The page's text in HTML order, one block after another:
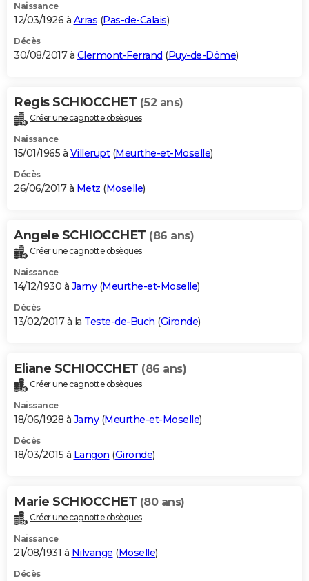
Naissance
12/03/1926 à Arras (Pas-de-Calais)
Décès
30/08/2017 à Clermont-Ferrand (Puy-de-Dôme)
Regis SCHIOCCHET (52 ans)
Créer une cagnotte obsèques
Naissance
15/01/1965 à Villerupt(Meurthe-et-Moselle)
Décès
26/06/2017 à Metz (Moselle)
Angele SCHIOCCHET (86 ans)
Créer une cagnotte obsèques
Naissance
14/12/1930 à Jarny(Meurthe-et-Moselle)
Décès
13/02/2017 à la Teste-de-Buch (Gironde)
Eliane SCHIOCCHET (86 ans)
Créer une cagnotte obsèques
Naissance
18/06/1928 à Jarny(Meurthe-et-Moselle)
Décès
18/03/2015 à Langon (Gironde)
Marie SCHIOCCHET (80 ans)
Créer une cagnotte obsèques
Naissance
21/08/1931 à Nilvange (Moselle)
Décès